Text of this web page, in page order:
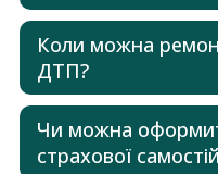
Коли можна
ДТП?
Чи можна
страхової